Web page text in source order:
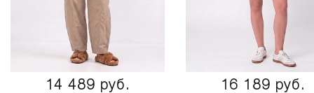
14 489 руб.
16 189 руб.